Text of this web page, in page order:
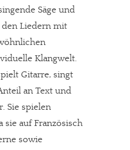
Säge und
Liedern mit
Klangwelt.
Gitarre, singt
an Text und
Sie spielen
sie auf Französisch
sowie